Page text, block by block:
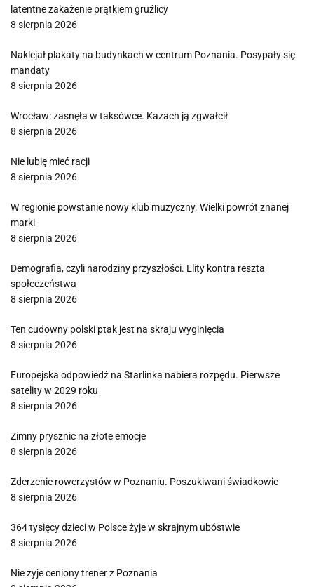
latentne zakażenie prątkiem gruźlicy
8 sierpnia 2026
Naklejał plakaty na budynkach w centrum Poznania. Posypały się
mandaty
8 sierpnia 2026
Wrocław: zasnęła w taksówce. Kazach ją zgwałcił
8 sierpnia 2026
Nie lubię mieć racji
8 sierpnia 2026
W regionie powstanie nowy klub muzyczny. Wielki powrót znanej
marki
8 sierpnia 2026
Demografia, czyli narodziny przyszłości. Elity kontra reszta
społeczeństwa
8 sierpnia 2026
Ten cudowny polski ptak jest na skraju wyginięcia
8 sierpnia 2026
Europejska odpowiedź na Starlinka nabiera rozpędu. Pierwsze
satelity w 2029 roku
8 sierpnia 2026
Zimny prysznic na złote emocje
8 sierpnia 2026
Zderzenie rowerzystów w Poznaniu. Poszukiwani świadkowie
8 sierpnia 2026
364 tysięcy dzieci w Polsce żyje w skrajnym ubóstwie
8 sierpnia 2026
Nie żyje ceniony trener z Poznania